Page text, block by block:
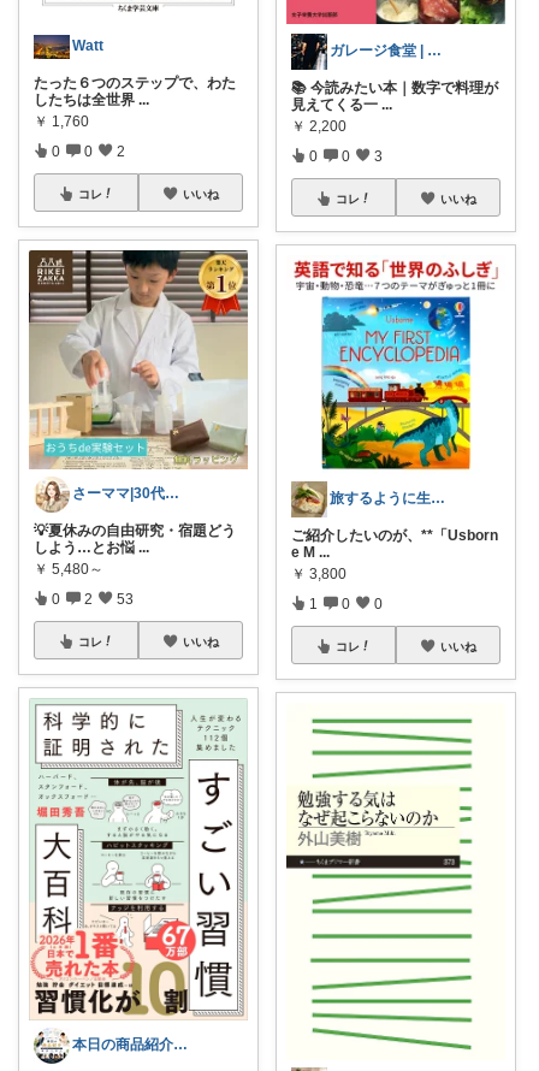
Watt
たった６つのステップで、わた
したちは全世界 ...
￥ 1,760
0 0 2
コレ いいね
さーママ|30代小2女児ママ🎀
💡夏休みの自由研究・宿題どう
しよう…とお悩 ...
￥ 5,480～
0 2 53
コレ いいね
本日の商品紹介（営業にまつわる商品紹介）
ガレージ食堂 | 開業準備中
📚 今読みたい本｜数字で料理が
見えてくる一 ...
￥ 2,200
0 0 3
コレ いいね
旅するように生きる✨
ご紹介したいのが、**「Usborn
e M ...
￥ 3,800
1 0 0
コレ いいね